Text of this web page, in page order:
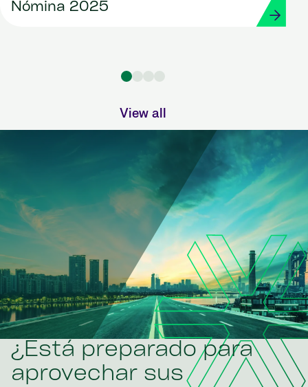
Nómina 2025
View all
¿Está preparado para
aprovechar sus